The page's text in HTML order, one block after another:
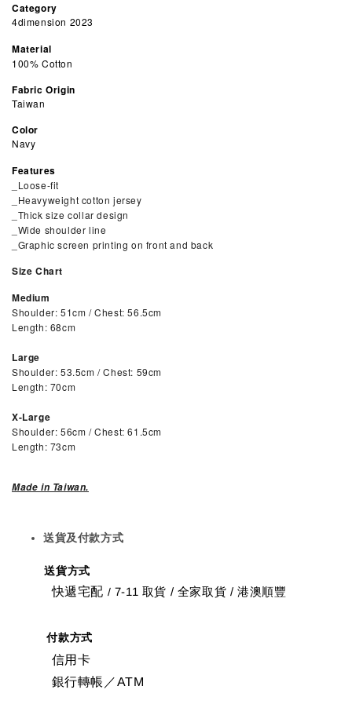
Category
4dimension 2023
Material
100% Cotton
Fabric Origin
Taiwan
Color
Navy
Features
_Loose-fit
_Heavyweight cotton jersey
_Thick size collar design
_Wide shoulder line
_Graphic screen printing on front and back
Size Chart
Medium
Shoulder: 51cm / Chest: 56.5cm
Length: 68cm
Large
Shoulder: 53.5cm / Chest: 59cm
Length: 70cm
X-Large
Shoulder: 56cm / Chest: 61.5cm
Length: 73cm
Made in Taiwan.
送貨及付款方式
送貨方式
快遞宅配 / 7-11 取貨 / 全家取貨 / 港澳順豐
付款方式
信用卡
銀行轉帳／ATM